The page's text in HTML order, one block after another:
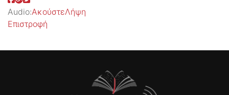
Audio:ΑκούστεΛήψη
Επιστροφή